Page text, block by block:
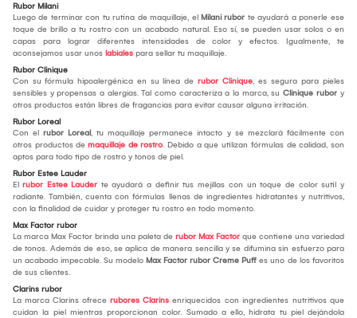
Rubor Milani
Luego de terminar con tu rutina de maquillaje, el Milani rubor te ayudará a ponerle ese
toque de brillo a tu rostro con un acabado natural. Eso sí, se pueden usar solos o en
capas para lograr diferentes intensidades de color y efectos. Igualmente, te
aconsejamos usar unos labiales para sellar tu maquillaje.
Rubor Clinique
Con su fórmula hipoalergénica en su línea de rubor Clinique, es segura para pieles
sensibles y propensas a alergias. Tal como caracteriza a la marca, su Clinique rubor y
otros productos están libres de fragancias para evitar causar alguna irritación.
Rubor Loreal
Con el rubor Loreal, tu maquillaje permanece intacto y se mezclará fácilmente con
otros productos de maquillaje de rostro. Debido a que utilizan fórmulas de calidad, son
aptos para todo tipo de rostro y tonos de piel.
Rubor Estee Lauder
El rubor Estee Lauder te ayudará a definir tus mejillas con un toque de color sutil y
radiante. También, cuenta con fórmulas llenas de ingredientes hidratantes y nutritivos,
con la finalidad de cuidar y proteger tu rostro en todo momento.
Max Factor rubor
La marca Max Factor brinda una paleta de rubor Max Factor que contiene una variedad
de tonos. Además de eso, se aplica de manera sencilla y se difumina sin esfuerzo para
un acabado impecable. Su modelo Max Factor rubor Creme Puff es uno de los favoritos
de sus clientes.
Clarins rubor
La marca Clarins ofrece rubores Clarins enriquecidos con ingredientes nutritivos que
cuidan la piel mientras proporcionan color. Sumado a ello, hidrata tu piel dejándola